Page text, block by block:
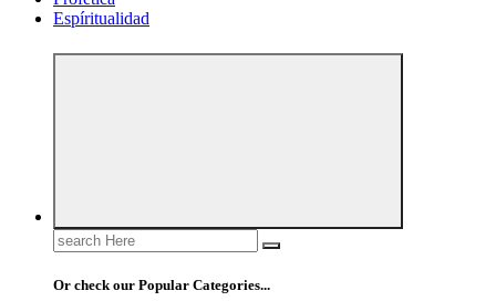
Espíritualidad
Search
for:
Or check our Popular Categories...